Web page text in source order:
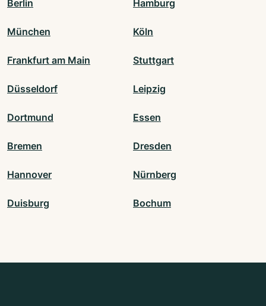
Berlin Hamburg
München Köln
Frankfurt am Main Stuttgart
Düsseldorf Leipzig
Dortmund Essen
Bremen Dresden
Hannover Nürnberg
Duisburg Bochum